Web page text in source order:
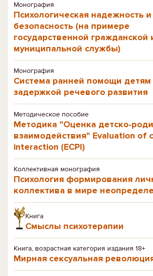
Монография
Психологическая надежность
безопасность (на примере
государственной гражданской
муниципальной службы)
Монография
Система ранней помощи детям
задержкой речевого развития
Методическое пособие
Методика "Оценка детско-
взаимодействия" Evaluation of
interaction (ECPI)
Коллективная монография
Психология формирования
коллектива в мире
Книга
Смыслы психотерапии
Книга, возрастная категория издания 18+
Мирная сексуальная